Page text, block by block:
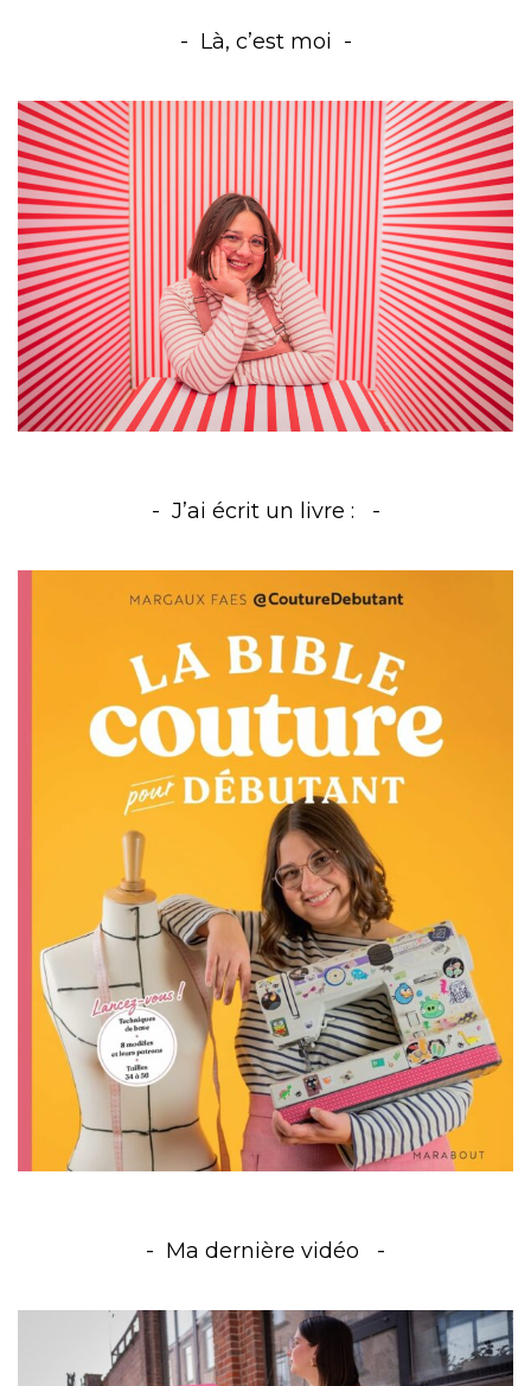
Là, c’est moi
J’ai écrit un livre :
Ma dernière vidéo